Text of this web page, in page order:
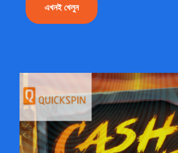
এখনই খেলুন